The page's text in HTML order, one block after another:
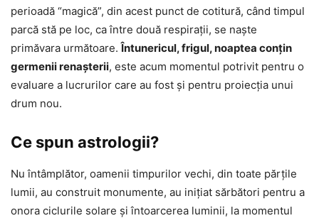
perioadă “magică”, din acest punct de cotitură, când timpul
parcă stă pe loc, ca între două respiraţii, se naşte
primăvara următoare.Întunericul, frigul, noaptea conţin
germenii renaşterii, este acum momentul potrivit pentru o
evaluare a lucrurilor care au fost şi pentru proiecţia unui
drum nou.
Ce spun astrologii?
Nu întâmplător, oamenii timpurilor vechi, din toate părţile
lumii, au construit monumente, au iniţiat sărbători pentru a
onora ciclurile solare şi întoarcerea luminii, la momentul